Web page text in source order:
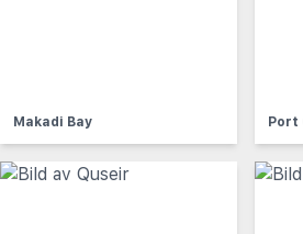
Makadi Bay Port